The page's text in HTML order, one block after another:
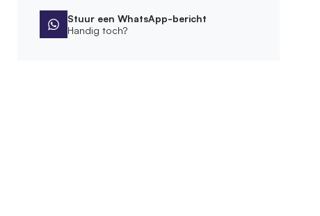
Stuur een WhatsApp-bericht
Handig toch?